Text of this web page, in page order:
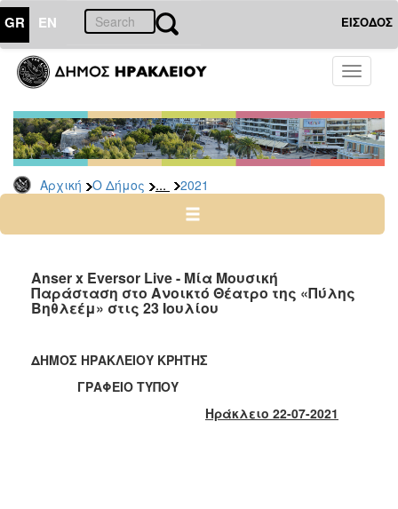
GR EN ΕΙΣΟΔΟΣ
Toggle
Αρχική Ο Δήμος ... 2021
ΔΗΜΟΣ
Δελτία
Τύπου
Αρχείο
2026
2024
2022
2021
Anser x Eversor Live - Μία Μουσική
Παράσταση στο Ανοικτό Θέατρο της «Πύλης
Βηθλεέμ» στις 23 Ιουλίου
ΔΗΜΟΣ ΗΡΑΚΛΕΙΟΥ ΚΡΗΤΗΣ
ΓΡΑΦΕΙΟ ΤΥΠΟΥ
Ηράκλειο 22-07-2021